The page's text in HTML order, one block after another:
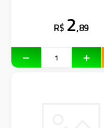
R$ 2,89